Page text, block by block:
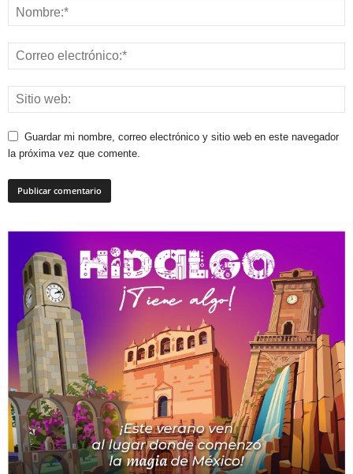
Guardar mi nombre, correo electrónico y sitio web en este navegador
la próxima vez que comente.